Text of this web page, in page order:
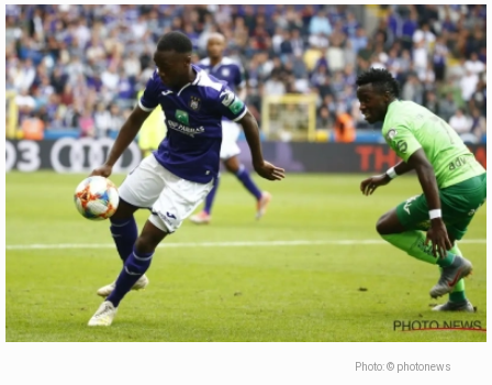
Photo: © photonews